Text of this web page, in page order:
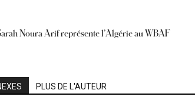
Noura Arif représente l’Algérie au WBAF
PLUS DE L'AUTEUR